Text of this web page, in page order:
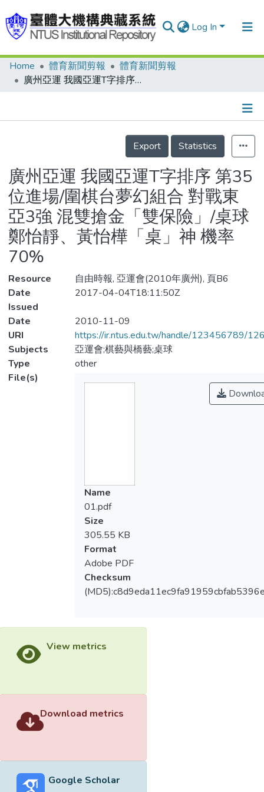
Log In
Communities & Collections
Statistics
Home 體育新聞剪報
體育新聞剪報
廣州亞運 我國亞運T字排序 第35位進場/圍棋台夢幻組合 對戰東亞3強 混雙搶金「雙保險」/桌球 鄭怡靜、黃怡樺「桌」神 機率70%
Details
Export
Statistics
廣州亞運 我國亞運T字排序 第35
位進場/圍棋台夢幻組合 對戰東
亞3強 混雙搶金「雙保險」/桌球
鄭怡靜、黃怡樺「桌」神 機率
70%
Resource
自由時報, 亞運會(2010年廣州), 頁B6
Date
Issued
2017-04-04T18:11:50Z
Date
2010-11-09
URI
https://ir.ntus.edu.tw/handle/123456789/
Subjects
亞運會;棋藝與橋藝;桌球
Type
other
File(s)
Name
01.pdf
Size
305.55 KB
Format
Adobe PDF
Checksum
View metrics
Download metrics
Google Scholar